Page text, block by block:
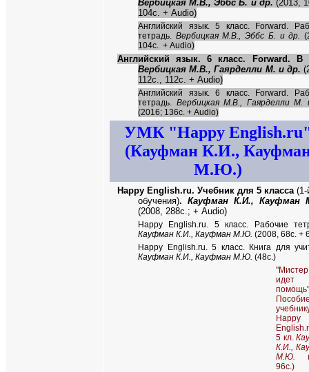
Вербицкая М.В., Эббс Б. и др. (2013,
104с. + Audio)
Английский язык. 5 класс. Forward.
тетрадь. Вербицкая М.В., Эббс Б. и др.
104с. + Audio)
Английский язык. 6 класс. Forward.
Вербицкая М.В., Гаярделли М. и др.
112с., 112с. + Audio)
Английский язык. 6 класс. Forward.
тетрадь. Вербицкая М.В., Гаярделли М.
(2016; 136с. + Audio)
УМК "Happy
(Кауфман К.И.,
М.Ю.)
Happy English.ru. Учебник для 5 класса (1-
обучения). Кауфман К.И., Кауфман
(2008, 288с.; + Audio)
Happy English.ru. 5 класс. Рабочие
Кауфман К.И., Кауфман М.Ю. (2008, 68c. +
Happy English.ru. 5 класс. Книга для
Кауфман К.И., Кауфман М.Ю. (48c.)
помощь"
Happy
5 кл.
К.И.,
М.Ю.
96с.)